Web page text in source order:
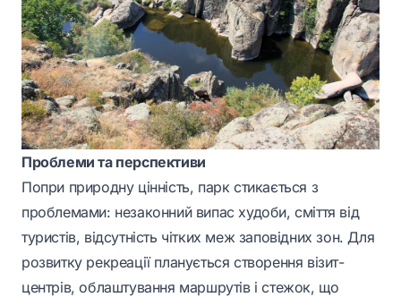
Проблеми та перспективи
Попри природну цінність, парк стикається з
проблемами: незаконний випас худоби, сміття від
туристів, відсутність чітких меж заповідних зон. Для
розвитку рекреації планується створення візит-
центрів, облаштування маршрутів і стежок, що